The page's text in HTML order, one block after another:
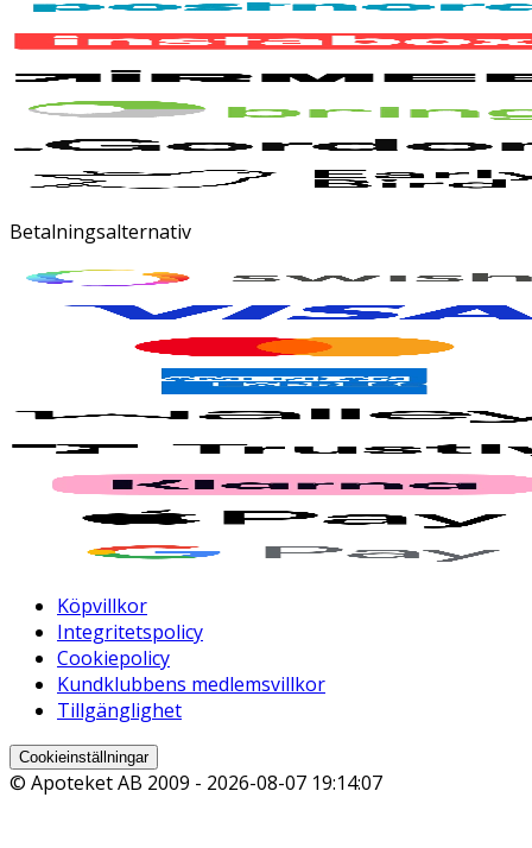
Betalningsalternativ
Köpvillkor
Integritetspolicy
Cookiepolicy
Kundklubbens medlemsvillkor
Tillgänglighet
Cookieinställningar
© Apoteket AB 2009 - 2026-08-07 19:14:07